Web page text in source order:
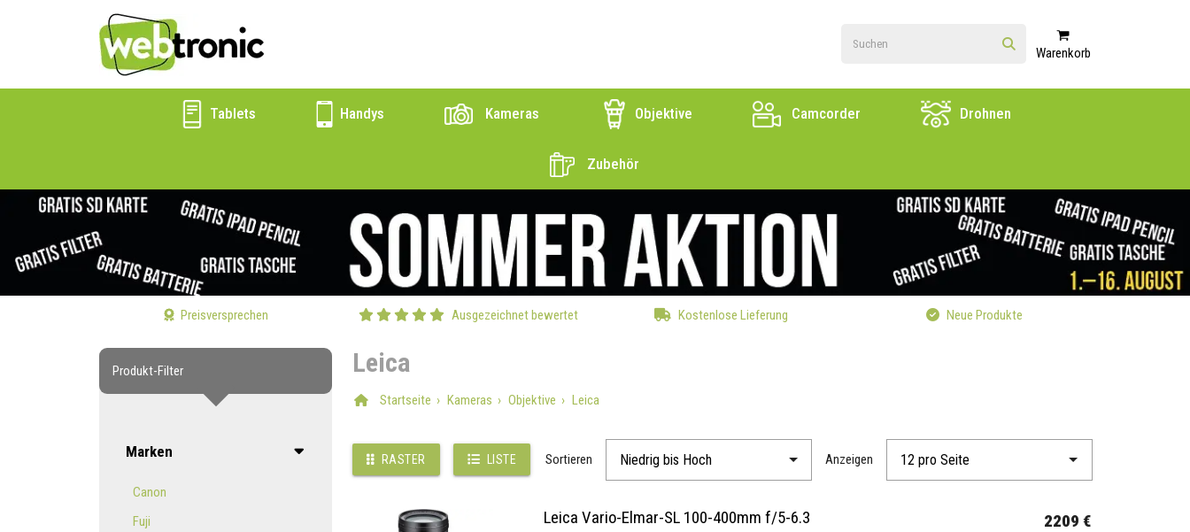
Warenkorb
Tablets Handys Kameras Objektive Camcorder Drohnen
Zubehör
Preisversprechen Ausgezeichnet bewertet Kostenlose Lieferung Neue Produkte
Produkt-Filter
Marken
Canon
Fuji
Leica
Startseite Kameras Objektive Leica
RASTER LISTE Sortieren Anzeigen
Leica Vario-Elmar-SL 100-400mm f/5-6.3 2209 €